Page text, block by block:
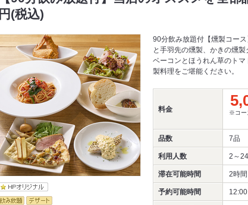
円(税込)
90分飲み放題付【燻製コー
と手羽先の燻製、かきの燻
ベーコンとほうれん草のト
製料理をご堪能ください。
料金
※コー
品数 7品
利用人数 2～
滞在可能時間 2時間
予約可能時間